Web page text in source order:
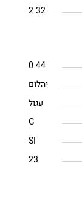
2.32
0.44
יהלום
עגול
G
SI
23